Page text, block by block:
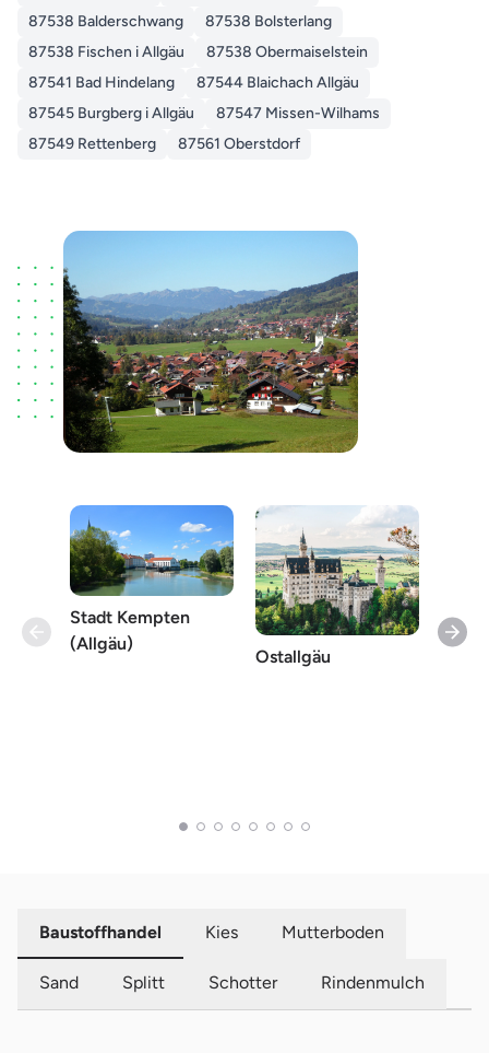
87538 Balderschwang
87538 Bolsterlang
87538 Fischen i Allgäu
87538 Obermaiselstein
87541 Bad Hindelang
87544 Blaichach Allgäu
87545 Burgberg i Allgäu
87547 Missen-Wilhams
87549 Rettenberg
87561 Oberstdorf
Stadt Kempten
(Allgäu)
Ostallgäu Stadt
Baustoffhandel Kies Mutterboden
Sand Splitt Schotter Rindenmulch